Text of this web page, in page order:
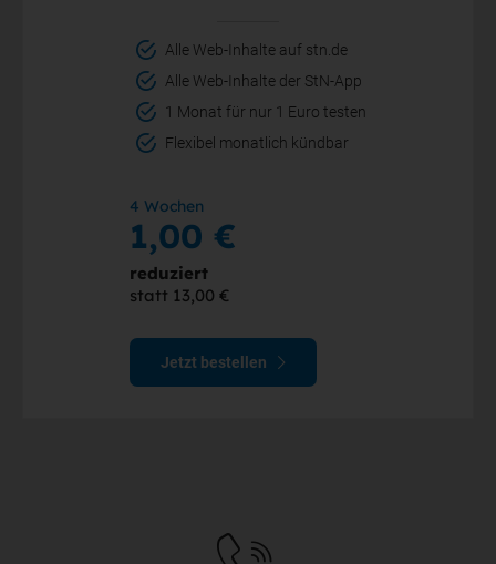
Alle Web-Inhalte auf stn.de
Alle Web-Inhalte der StN-App
1 Monat für nur 1 Euro testen
Flexibel monatlich kündbar
4 Wochen
1,00 €
reduziert
statt 13,00 €
Jetzt bestellen